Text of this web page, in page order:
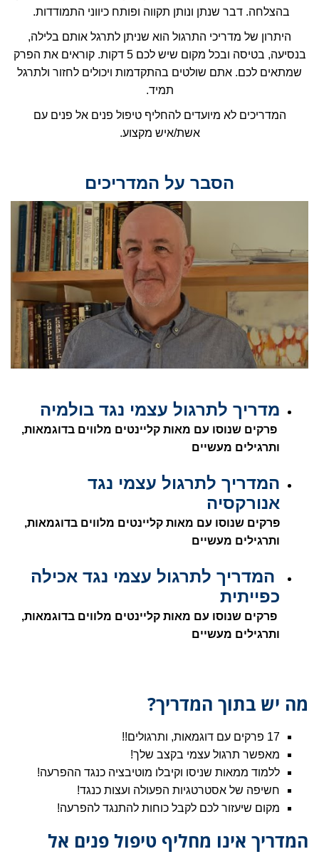
בהצלחה. דבר שנתן ונותן תקווה ופותח כיווני התמודדות.
היתרון של מדריכי התרגול הוא שניתן לתרגל אותם בלילה,
בנסיעה, בטיסה ובכל מקום שיש לכם 5 דקות. קוראים את הפרק
שמתאים לכם. אתם שולטים בהתקדמות ויכולים לחזור ולתרגל
תמיד.
המדריכים לא מיועדים להחליף טיפול פנים אל פנים עם
אשת/איש מקצוע.
הסבר על המדריכים
מדריך לתרגול עצמי נגד בולמיה
פרקים שנוסו עם מאות קליינטים מלווים בדוגמאות,
ותרגילים מעשיים
המדריך לתרגול עצמי נגד
אנורקסיה
פרקים שנוסו עם מאות קליינטים מלווים בדוגמאות,
ותרגילים מעשיים
המדריך לתרגול עצמי נגד אכילה
כפייתית
פרקים שנוסו עם מאות קליינטים מלווים בדוגמאות,
ותרגילים מעשיים
מה יש בתוך המדריך?
17 פרקים עם דוגמאות, ותרגולים!!
מאפשר תרגול עצמי בקצב שלך!
ללמוד ממאות שניסו וקיבלו מוטיבציה כנגד ההפרעה!
חשיפה של אסטרטגיות הפעולה ועצות כנגד!
מקום שיעזור לכם לקבל כוחות להתנגד להפרעה!